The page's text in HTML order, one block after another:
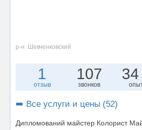
р-н. Шевченковский
1
отзыв
107
звонков
34
➡️ Все услуги и цены (52)
Дипломований майстер Колорист